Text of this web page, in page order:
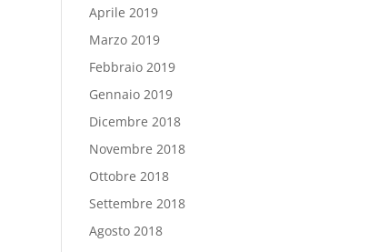
Aprile 2019
Marzo 2019
Febbraio 2019
Gennaio 2019
Dicembre 2018
Novembre 2018
Ottobre 2018
Settembre 2018
Agosto 2018